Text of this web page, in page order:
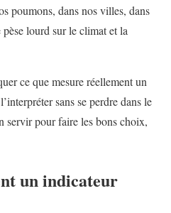
poumons, dans nos villes, dans
lourd sur le climat et la
ce que mesure réellement un
sans se perdre dans le
servir pour faire les bons choix,
un indicateur